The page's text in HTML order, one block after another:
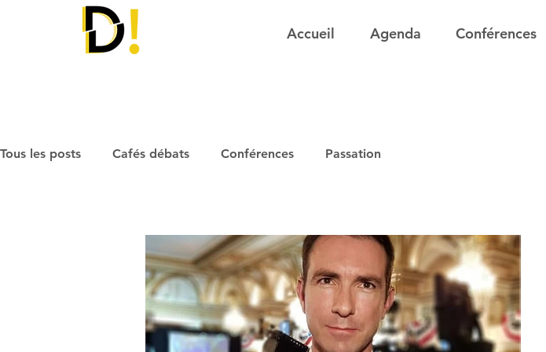
Accueil Agenda Conférences
Tous les posts Cafés débats Conférences Passation